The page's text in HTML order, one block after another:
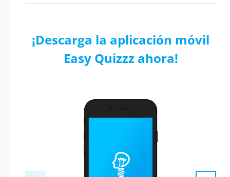
¡Descarga la aplicación móvil
Easy Quizzz ahora!